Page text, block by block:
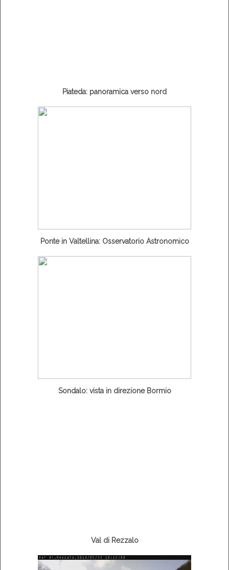
Piateda: panoramica verso nord
Ponte in Valtellina: Osservatorio Astronomico
Sondalo: vista in direzione Bormio
Val di Rezzalo